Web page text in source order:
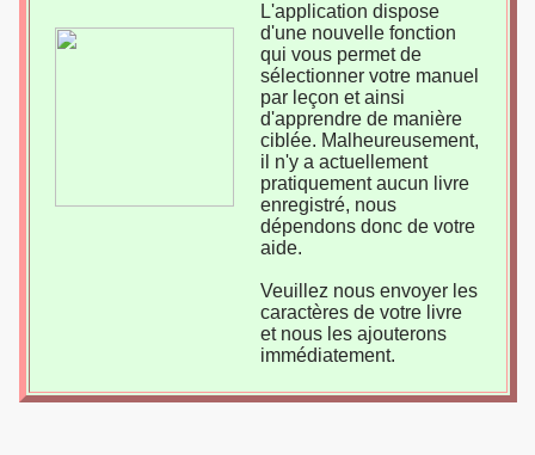
L'application dispose
d'une nouvelle fonction
qui vous permet de
sélectionner votre manuel
par leçon et ainsi
d'apprendre de manière
ciblée. Malheureusement,
il n'y a actuellement
pratiquement aucun livre
enregistré, nous
dépendons donc de votre
aide.
Veuillez nous envoyer les
caractères de votre livre
et nous les ajouterons
immédiatement.